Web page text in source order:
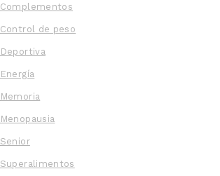
Complementos
Control de peso
Deportiva
Energía
Memoria
Menopausia
Senior
Superalimentos